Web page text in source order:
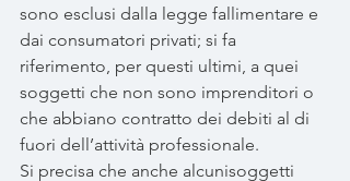
sono esclusi dalla legge fallimentare e
dai consumatori privati; si fa
riferimento, per questi ultimi, a quei
soggetti che non sono imprenditori o
che abbiano contratto dei debiti al di
fuori dell’attività professionale.
Si precisa che anche alcunisoggetti